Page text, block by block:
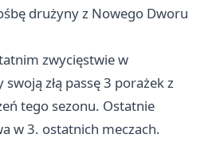
drużyny z Nowego Dworu
zwycięstwie w
złą passę 3 porażek z
tego sezonu. Ostatnie
w 3. ostatnich meczach.